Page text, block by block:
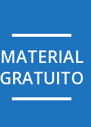
MATERIAL
GRATUITO